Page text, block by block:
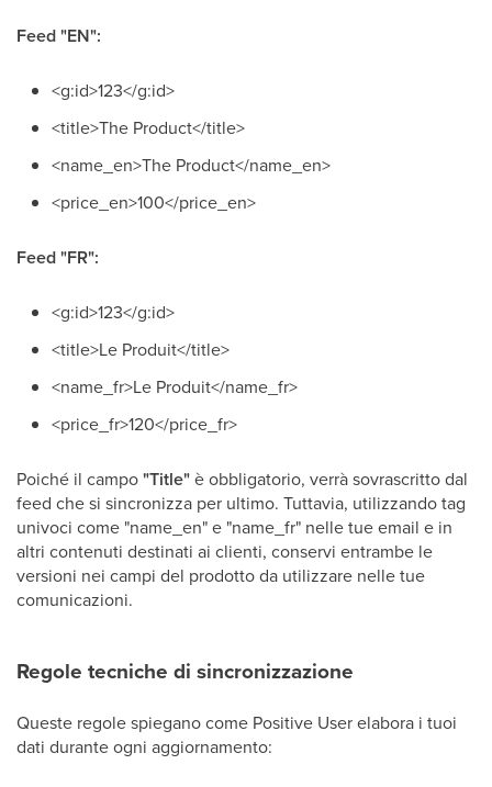
Feed "EN":
<g:id>123</g:id>
<title>The Product</title>
<name_en>The Product</name_en>
<price_en>100</price_en>
Feed "FR":
<g:id>123</g:id>
<title>Le Produit</title>
<name_fr>Le Produit</name_fr>
<price_fr>120</price_fr>
Poiché il campo"Title"è obbligatorio, verrà sovrascritto dal
feed che si sincronizza per ultimo. Tuttavia, utilizzando tag
univoci come "name_en" e "name_fr" nelle tue email e in
altri contenuti destinati ai clienti, conservi entrambe le
versioni nei campi del prodotto da utilizzare nelle tue
comunicazioni.
Regole tecniche di sincronizzazione
Queste regole spiegano come Positive User elabora i tuoi
dati durante ogni aggiornamento: